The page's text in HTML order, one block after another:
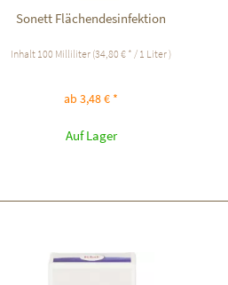
Sonett Flächendesinfektion
Inhalt 100 Milliliter (34,80 € * / 1 Liter )
ab 3,48 € *
Auf Lager